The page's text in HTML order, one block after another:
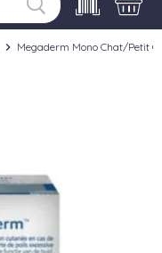
chevron_right Megaderm Mono Chat/Petit